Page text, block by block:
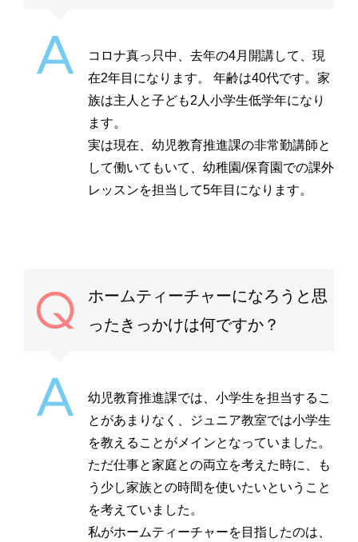
コロナ真っ只中、去年の4月開講して、現
在2年目になります。 年齢は40代です。家
族は主人と子ども2人小学生低学年になり
ます。
実は現在、幼児教育推進課の非常勤講師と
して働いてもいて、幼稚園/保育園での課外
レッスンを担当して5年目になります。
ホームティーチャーになろうと思
ったきっかけは何ですか？
幼児教育推進課では、小学生を担当するこ
とがあまりなく、ジュニア教室では小学生
を教えることがメインとなっていました。
ただ仕事と家庭との両立を考えた時に、も
う少し家族との時間を使いたいということ
を考えていました。
私がホームティーチャーを目指したのは、